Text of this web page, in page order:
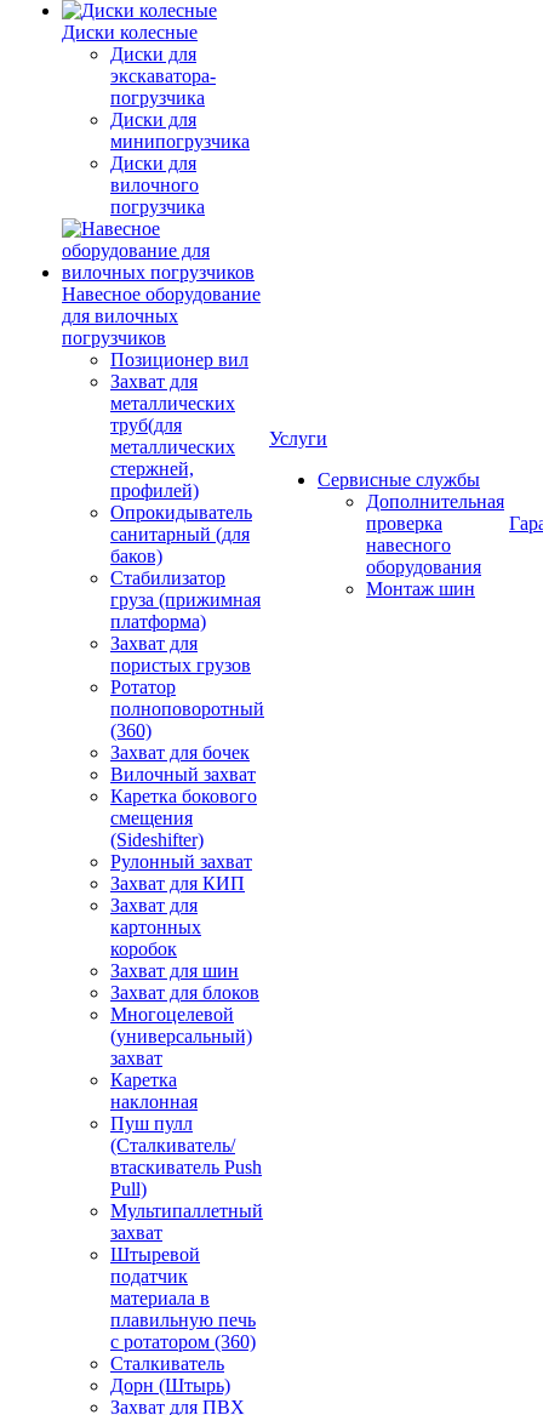
Диски колесные
Диски для
экскаватора-
погрузчика
Диски для
минипогрузчика
Диски для
вилочного
погрузчика
Навесное оборудование
для вилочных
погрузчиков
Позиционер вил
Захват для
металлических
труб(для
металлических
стержней,
профилей)
Опрокидыватель
санитарный (для
баков)
Стабилизатор
груза (прижимная
платформа)
Захват для
пористых грузов
Ротатор
полноповоротный
(360)
Захват для бочек
Вилочный захват
Каретка бокового
смещения
(Sideshifter)
Рулонный захват
Захват для КИП
Захват для
картонных
коробок
Захват для шин
Захват для блоков
Многоцелевой
(универсальный)
захват
Каретка
наклонная
Пуш пулл
(Сталкиватель/
втаскиватель Push
Pull)
Мультипаллетный
захват
Штыревой
податчик
материала в
плавильную печь
с ротатором (360)
Сталкиватель
Дорн (Штырь)
Захват для ПВХ
Услуги
Сервисные службы
Дополнительная
проверка
навесного
оборудования
Монтаж шин